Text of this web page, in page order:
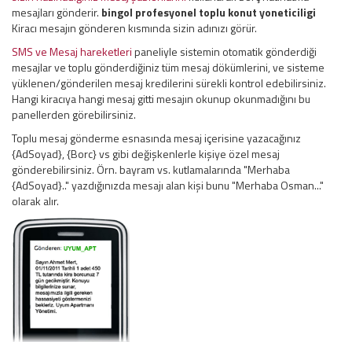
mesajları gönderir. bingol profesyonel toplu konut yoneticiligi
Kiracı mesajın gönderen kısmında sizin adınızı görür.
SMS ve Mesaj hareketleripaneliyle sistemin otomatik gönderdiği
mesajlar ve toplu gönderdiğiniz tüm mesaj dökümlerini, ve sisteme
yüklenen/gönderilen mesaj kredilerini sürekli kontrol edebilirsiniz.
Hangi kiracıya hangi mesaj gitti mesajın okunup okunmadığını bu
panellerden görebilirsiniz.
Toplu mesaj gönderme esnasında mesaj içerisine yazacağınız
{AdSoyad}, {Borc} vs gibi değişkenlerle kişiye özel mesaj
gönderebilirsiniz. Örn. bayram vs. kutlamalarında "Merhaba
{AdSoyad}.." yazdığınızda mesajı alan kişi bunu "Merhaba Osman..."
olarak alır.